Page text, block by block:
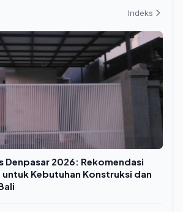
Indeks
Denpasar 2026: Rekomendasi
untuk Kebutuhan Konstruksi dan